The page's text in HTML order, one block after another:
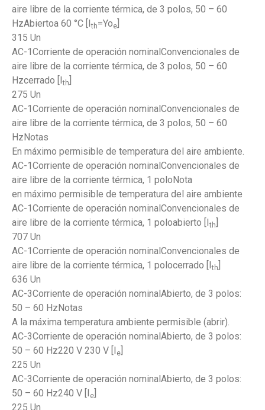
aire libre de la corriente térmica, de 3 polos, 50 – 60
HzAbiertoa 60 °C [Ith=Yoe
315 Un
AC-1Corriente de operación nominalConvencionales de
aire libre de la corriente térmica, de 3 polos, 50 – 60
Hzcerrado [Ith
275 Un
AC-1Corriente de operación nominalConvencionales de
aire libre de la corriente térmica, de 3 polos, 50 – 60
HzNotas
En máximo permisible de temperatura del aire ambiente.
AC-1Corriente de operación nominalConvencionales de
aire libre de la corriente térmica, 1 poloNota
en máximo permisible de temperatura del aire ambiente
AC-1Corriente de operación nominalConvencionales de
aire libre de la corriente térmica, 1 poloabierto [Ith
707 Un
AC-1Corriente de operación nominalConvencionales de
aire libre de la corriente térmica, 1 polocerrado [Ith
636 Un
AC-3Corriente de operación nominalAbierto, de 3 polos:
50 – 60 HzNotas
A la máxima temperatura ambiente permisible (abrir).
AC-3Corriente de operación nominalAbierto, de 3 polos:
50 – 60 Hz220 V 230 V [I
e
225 Un
AC-3Corriente de operación nominalAbierto, de 3 polos:
50 – 60 Hz240 V [I
e
225 Un